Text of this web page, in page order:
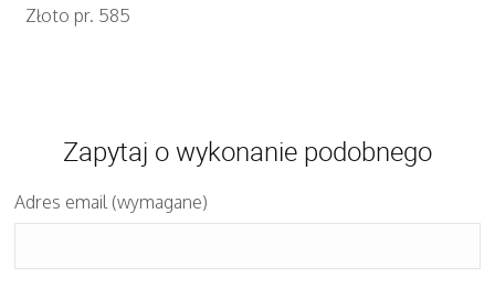
Złoto pr. 585
Zapytaj o wykonanie podobnego
Adres email (wymagane)